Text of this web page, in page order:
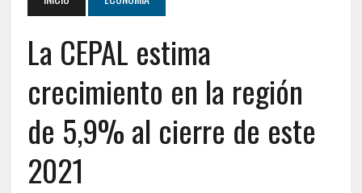
La CEPAL estima
crecimiento en la región
de 5,9% al cierre de este
2021